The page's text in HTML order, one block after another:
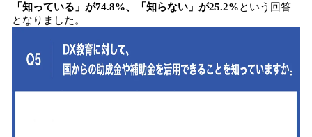
「知っている」が74.8%、「知らない」が25.2%という回答
となりました。